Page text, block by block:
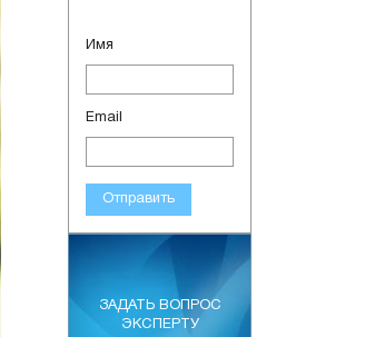
Имя
Email
Отправить
ЗАДАТЬ ВОПРОС
ЭКСПЕРТУ